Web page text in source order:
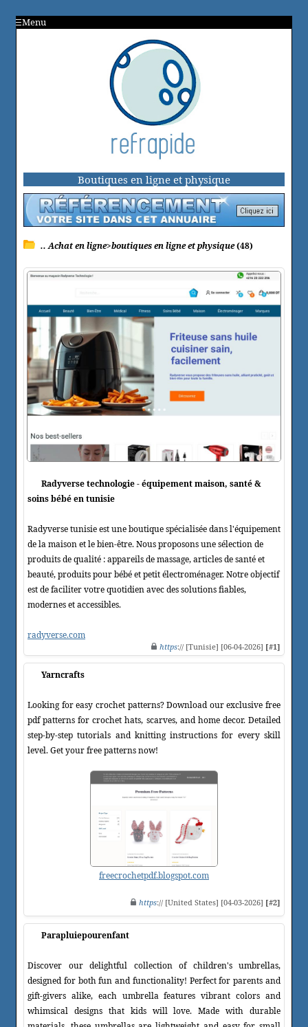
Menu
Boutiques en ligne et physique
.. Achat en ligne>boutiques en ligne et physique(48)
Radyverse technologie - équipement maison, santé &
soins bébé en tunisie
Radyverse tunisie est une boutique spécialisée dans l'équipement
de la maison et le bien-être. Nous proposons une sélection de
produits de qualité : appareils de massage, articles de santé et
beauté, produits pour bébé et petit électroménager. Notre objectif
est de faciliter votre quotidien avec des solutions fiables,
modernes et accessibles.
radyverse.com
https:// [Tunisie] [06-04-2026] [#1]
Yarncrafts
Looking for easy crochet patterns? Download our exclusive free
pdf patterns for crochet hats, scarves, and home decor. Detailed
step-by-step tutorials and knitting instructions for every skill
level. Get your free patterns now!
freecrochetpdf.blogspot.com
https:// [United States] [04-03-2026] [#2]
Parapluiepourenfant
Discover our delightful collection of children's umbrellas,
designed for both fun and functionality! Perfect for parents and
gift-givers alike, each umbrella features vibrant colors and
whimsical designs that kids will love. Made with durable